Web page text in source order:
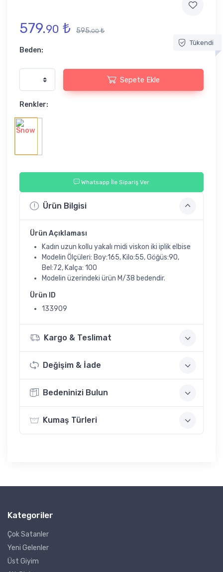
579.90 ₺ 595.00₺
Tükendi
Beden:
Sepete Ekle
Renkler:
Whatsapp İle Sipariş Ver
Ürün Bilgisi
Ürün Açıklaması
Kadın uzun kollu yakalı midi viskon iki iplik elbise
Modelin Ölçüleri: Boy:165, Kilo:55, Göğüs:90,
Bel:72, Kalça: 100
Modelin üzerindeki ürün M/38 bedendir.
Ürün ID
133909
Kargo & Teslimat
Değişim & İade
Bedeninizi Bulun
Kumaş Türleri
Kategoriler
Çok Satanler
Yeni Gelenler
Üst Giyim